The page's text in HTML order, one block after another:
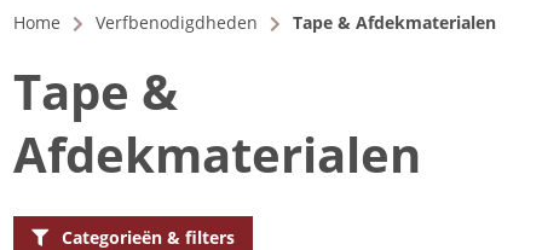
Home Verfbenodigdheden Tape & Afdekmaterialen
Tape &
Afdekmaterialen
Categorieën & filters